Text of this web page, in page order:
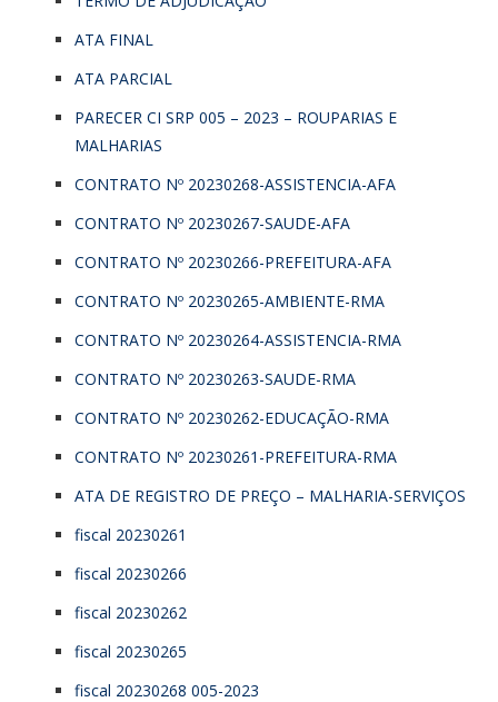
ATA FINAL
ATA PARCIAL
PARECER CI SRP 005 – 2023 – ROUPARIAS E
MALHARIAS
CONTRATO Nº 20230268-ASSISTENCIA-AFA
CONTRATO Nº 20230267-SAUDE-AFA
CONTRATO Nº 20230266-PREFEITURA-AFA
CONTRATO Nº 20230265-AMBIENTE-RMA
CONTRATO Nº 20230264-ASSISTENCIA-RMA
CONTRATO Nº 20230263-SAUDE-RMA
CONTRATO Nº 20230262-EDUCAÇÃO-RMA
CONTRATO Nº 20230261-PREFEITURA-RMA
ATA DE REGISTRO DE PREÇO – MALHARIA-SERVIÇOS
fiscal 20230261
fiscal 20230266
fiscal 20230262
fiscal 20230265
fiscal 20230268 005-2023